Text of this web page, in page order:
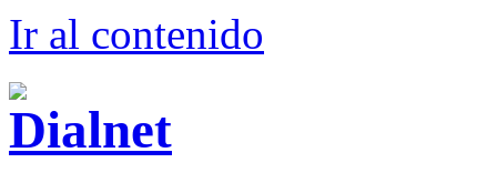
Ir al contenido